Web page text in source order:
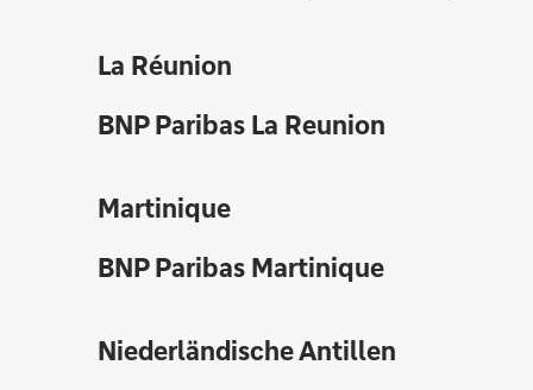
La Réunion
BNP Paribas La Reunion
Martinique
BNP Paribas Martinique
Niederländische Antillen